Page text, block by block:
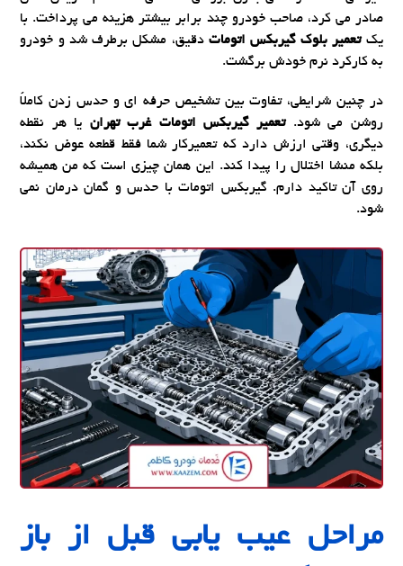
صادر می کرد، صاحب خودرو چند برابر بیشتر هزینه می پرداخت. با
یکتعمیر بلوک گیربکس اتومات دقیق، مشکل برطرف شد و خودرو
به کارکرد نرم خودش برگشت.
در چنین شرایطی، تفاوت بین تشخیص حرفه ای و حدس زدن کاملاً
روشن می شود.تعمیر گیربکس اتومات غرب تهران یا هر نقطه
دیگری، وقتی ارزش دارد که تعمیرکار شما فقط قطعه عوض نکند،
بلکه منشا اختلال را پیدا کند. این همان چیزی است که من همیشه
روی آن تاکید دارم. گیربکس اتومات با حدس و گمان درمان نمی
شود.
مراحل عیب یابی قبل از باز